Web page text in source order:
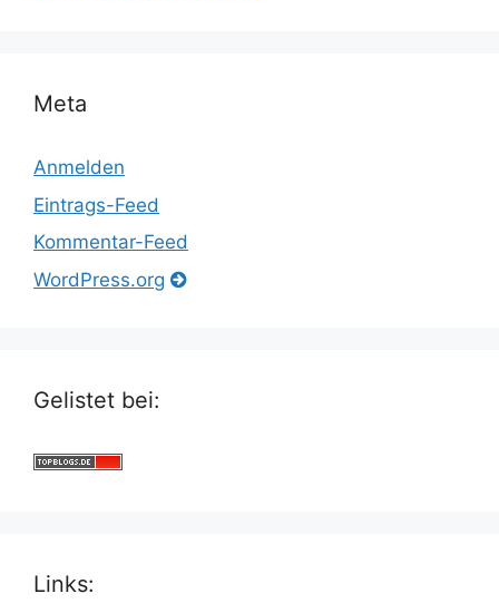
Meta
Anmelden
Eintrags-Feed
Kommentar-Feed
WordPress.org
Gelistet bei:
Links: